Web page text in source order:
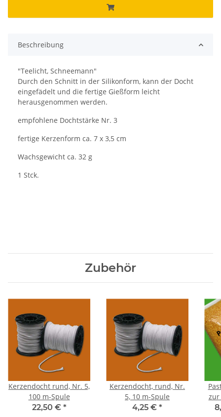
Beschreibung
"Teelicht, Schneemann"
Durch den Schnitt in der Silikonform, kann der Docht
eingefädelt und die fertige Gießform leicht
herausgenommen werden.
empfohlene Dochtstärke Nr. 3
fertige Kerzenform ca. 7 x 3,5 cm
Wachsgewicht ca. 32 g
1 Stck.
Zubehör
Kerzendocht rund, Nr. 5,
100 m-Spule
22,50 € *
Kerzendocht, rund, Nr.
5, 10 m-Spule
4,25 € *
zur